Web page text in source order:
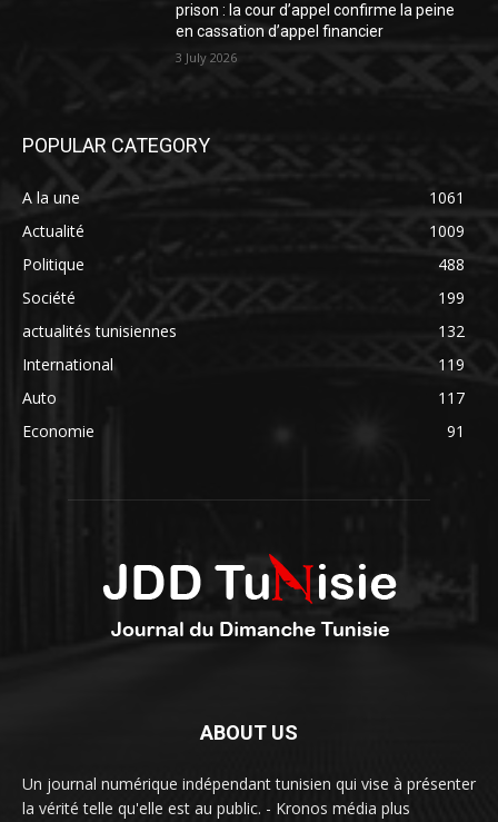
prison : la cour d’appel confirme la peine
en cassation d’appel financier
3 July 2026
POPULAR CATEGORY
A la une
1061
Actualité
1009
Politique
488
Société
199
actualités tunisiennes
132
International
119
Auto
117
Economie
91
ABOUT US
Un journal numérique indépendant tunisien qui vise à présenter
la vérité telle qu'elle est au public. - Kronos média plus